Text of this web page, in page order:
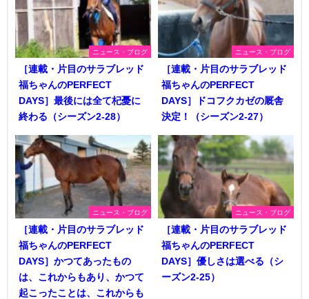
ニュース・ブログ
［連載・片目のサラブレッド
福ちゃんのPERFECT
DAYS］最後には全て杞憂に
終わる（シーズン2-28）
ニュース・ブログ
［連載・片目のサラブレッド
福ちゃんのPERFECT
DAYS］ドコフクカゼの厩舎
決定！（シーズン2-27）
ニュース・ブログ
［連載・片目のサラブレッド
福ちゃんのPERFECT
DAYS］かつてあったもの
は、これからもあり、かつて
起こったことは、これからも
ニュース・ブログ
［連載・片目のサラブレッド
福ちゃんのPERFECT
DAYS］優しさは選べる（シ
ーズン2-25）